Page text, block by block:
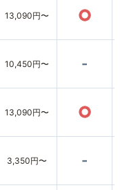
13,090円〜 ○
10,450円〜 -
13,090円〜 ○
3,350円〜 -